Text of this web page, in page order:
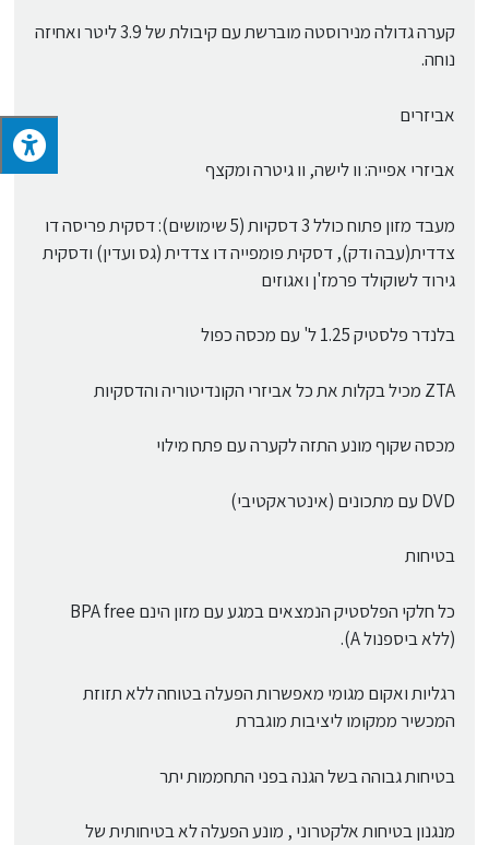
קערה גדולה מנירוסטה מוברשת עם קיבולת של 3.9 ליטר ואחיזה
נוחה.
אביזרים
אביזרי אפייה: וו לישה, וו גיטרה ומקצף
מעבד מזון פתוח כולל 3 דסקיות (5 שימושים): דסקית פריסה דו
צדדית(עבה ודק), דסקית פומפייה דו צדדית (גס ועדין) ודסקית
גירוד לשוקולד פרמז'ן ואגוזים
בלנדר פלסטיק‏ 1.25 ל' עם מכסה כפול
ZTA מכיל בקלות את כל אביזרי הקונדיטוריה והדסקיות
מכסה שקוף מונע התזה לקערה עם פתח מילוי
DVD עם מתכונים (אינטראקטיבי)
בטיחות
כל חלקי הפלסטיק הנמצאים במגע עם מזון הינם BPA free
(ללא ביספנול A).
רגליות ואקום מגומי מאפשרות הפעלה בטוחה ללא תזוזת
המכשיר ממקומו ליציבות מוגברת
בטיחות גבוהה בשל הגנה בפני התחממות יתר
מנגנון בטיחות אלקטרוני , מונע הפעלה לא בטיחותית של